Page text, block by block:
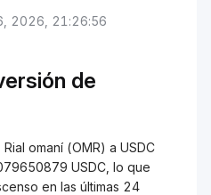
2026, 21:26:56
de
omaní (OMR) a USDC
USDC, lo que
en las últimas 24